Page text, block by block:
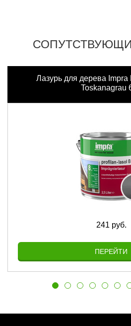
Лазурь для дерева
Toskanagrau
241 руб.
ПЕРЕЙТИ